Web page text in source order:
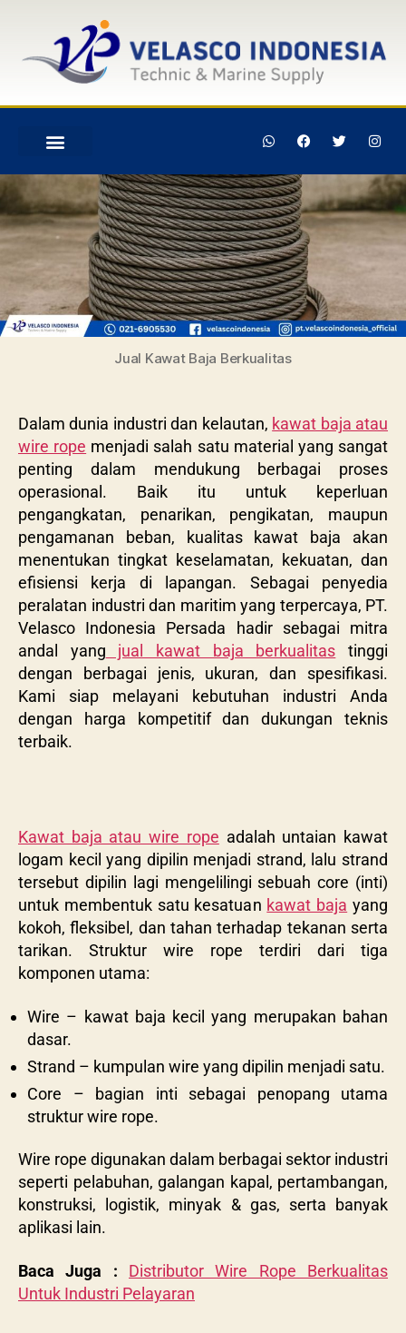
Jual Kawat Baja Berkualitas
Dalam dunia industri dan kelautan, kawat baja atau
wire rope menjadi salah satu material yang sangat
penting dalam mendukung berbagai proses
operasional. Baik itu untuk keperluan
pengangkatan, penarikan, pengikatan, maupun
pengamanan beban, kualitas kawat baja akan
menentukan tingkat keselamatan, kekuatan, dan
efisiensi kerja di lapangan. Sebagai penyedia
peralatan industri dan maritim yang terpercaya, PT.
Velasco Indonesia Persada hadir sebagai mitra
andal yang jual kawat baja berkualitas tinggi
dengan berbagai jenis, ukuran, dan spesifikasi.
Kami siap melayani kebutuhan industri Anda
dengan harga kompetitif dan dukungan teknis
terbaik.
Kawat baja atau wire rope adalah untaian kawat
logam kecil yang dipilin menjadi strand, lalu strand
tersebut dipilin lagi mengelilingi sebuah core (inti)
untuk membentuk satu kesatuan kawat baja yang
kokoh, fleksibel, dan tahan terhadap tekanan serta
tarikan. Struktur wire rope terdiri dari tiga
komponen utama:
Wire – kawat baja kecil yang merupakan bahan
dasar.
Strand – kumpulan wire yang dipilin menjadi satu.
Core – bagian inti sebagai penopang utama
struktur wire rope.
Wire rope digunakan dalam berbagai sektor industri
seperti pelabuhan, galangan kapal, pertambangan,
konstruksi, logistik, minyak & gas, serta banyak
aplikasi lain.
Baca Juga : Distributor Wire Rope Berkualitas
Untuk Industri Pelayaran